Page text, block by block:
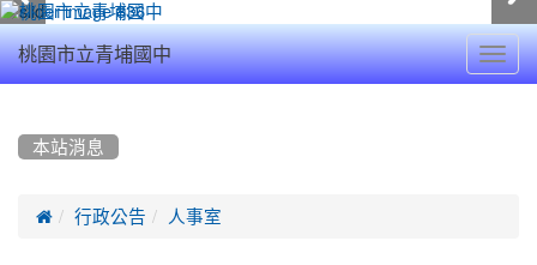
桃園市立青埔國中
本站消息
 行政公告 人事室